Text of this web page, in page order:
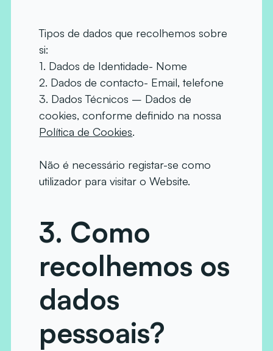
Tipos de dados que recolhemos sobre
si:
1. Dados de Identidade- Nome
2. Dados de contacto- Email, telefone
3. Dados Técnicos – Dados de
cookies, conforme definido na nossa
Política de Cookies.
Não é necessário registar-se como
utilizador para visitar o Website.
3. Como
recolhemos os
dados
pessoais?